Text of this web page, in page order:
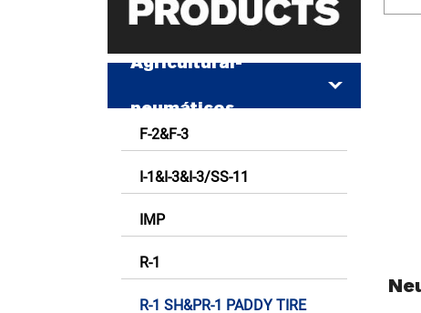
Agricultural-
neumáticos
F-2&F-3
I-1&I-3&I-3/SS-11
IMP
R-1
R-1 SH&PR-1 PADDY TIRE